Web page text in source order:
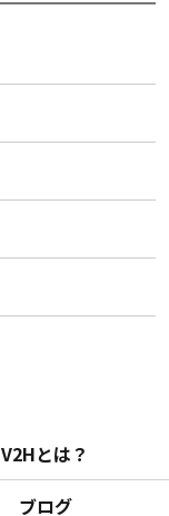
V2Hとは？
ブログ